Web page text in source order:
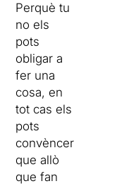
Perquè tu
no els
pots
obligar a
fer una
cosa, en
tot cas els
pots
convèncer
que allò
que fan